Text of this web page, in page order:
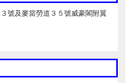
號及麥當勞道３５號威豪閣附翼